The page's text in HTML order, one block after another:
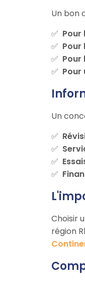
Un bon
Pour
Pour
Pour
Pour
Un
Choisir
région